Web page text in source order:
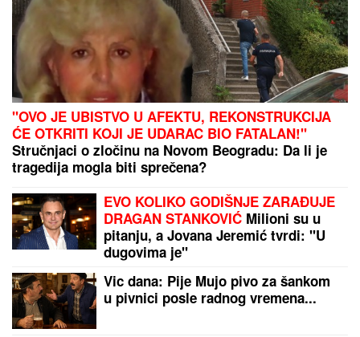
"Vratiću ti Kiju za vrat, da ti napravim PAKAO od
života" Svi u šoku zbog poslednje objave Ane
Nikolić, ŽESTOKO ZAPRETILA SLOBINOJ ŽENI:
"UNIŠTIĆU TI BRAK"
ANELI DOBILA PREPISKE FILIPA I
JOVANE CVIJANOVIĆOdmah se
oglasila: "Sve dođe do mene", evo